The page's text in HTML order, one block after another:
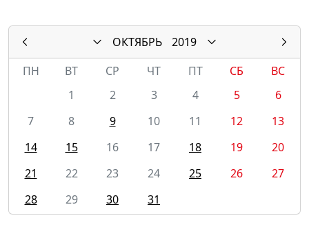
ОКТЯБРЬ
2019
ПН
ВТ СР ЧТ ПТ СБ
ВС
1
2 3 4 5
6
7
8 9 10 11 12
13
14
15 16 17 18 19
20
21
22 23 24 25 26
27
28
29 30 31